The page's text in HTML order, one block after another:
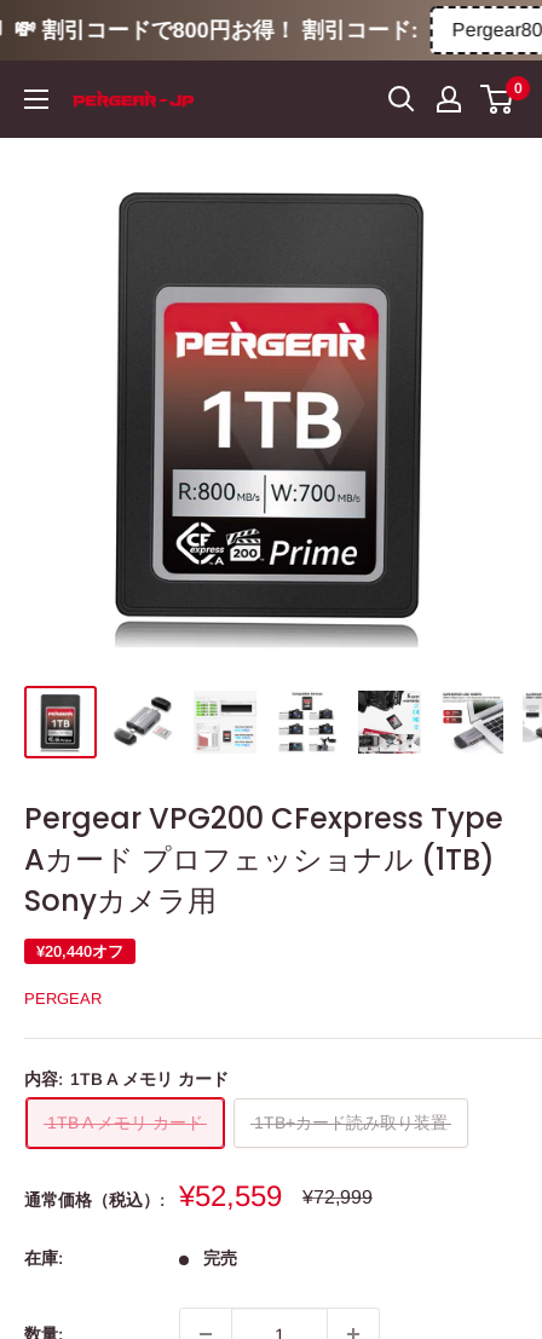
割引コードで800円お得！ 割引コード: Pergear800
テ
0
Pergear VPG200 CFexpress Type
Aカード プロフェッショナル (1TB)
Sonyカメラ用
¥20,440オフ
PERGEAR
内容: 1TB A メモリ カード
1TB A メモリ カード 1TB+カード読み取り装置
通常価格（税込）:
販
価
¥52,559
通
¥72,999
在庫: 完売
数量: